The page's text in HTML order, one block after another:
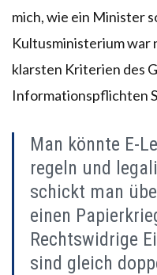
mich, wie ein Minister
Kultusministerium war
klarsten Kriterien des
Informationspflichten
Man könnte E-
regeln und
schickt man
einen
Rechtswidrige
sind gleich